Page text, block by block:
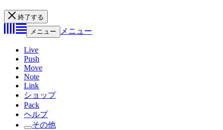
終了する
メニュー
メニュー
Live
Push
Move
Note
Link
ショップ
Pack
ヘルプ
その他